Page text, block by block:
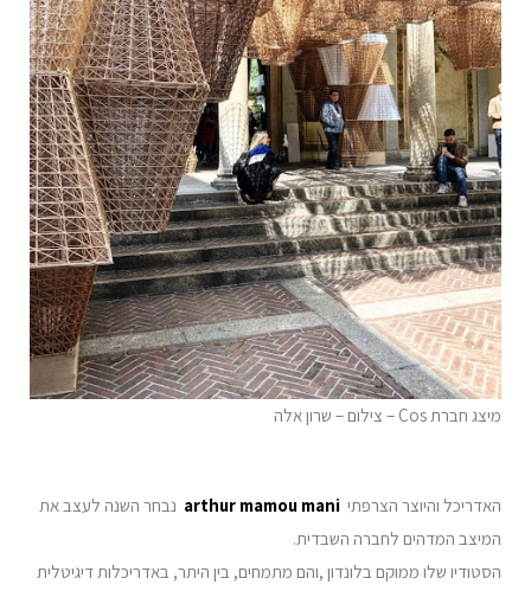
מיצג חברת Cos – צילום – שרון אלה
האדריכל והיוצר הצרפתי arthur mamou mani נבחר השנה לעצב את
המיצב המדהים לחברה השבדית.
הסטודיו שלו ממוקם בלונדון ,והם מתמחים, בין היתר, באדריכלות דיגיטלית